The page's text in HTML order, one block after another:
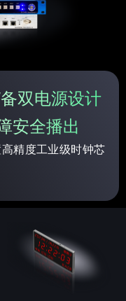
双电源设计
安全播出
高精度工业级时钟芯